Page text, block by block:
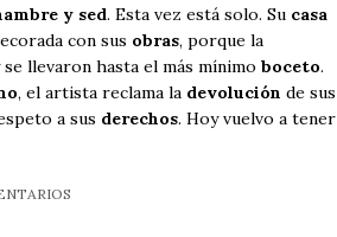
y sed. Esta vez está solo. Su casa
con sus obras, porque la
se llevaron hasta el más mínimo boceto.
, el artista reclama la devolución de sus
a sus derechos. Hoy vuelvo a tener